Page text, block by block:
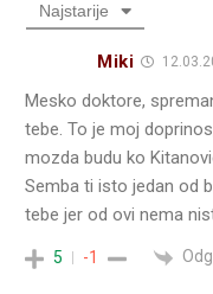
Najstarije
Miki
Mesko doktore,
tebe. To je moj
mozda budu ko
Semba ti isto jedan od
tebe jer od ovi nema
5 -1